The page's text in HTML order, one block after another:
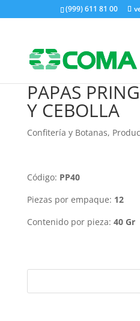
(999) 611 81 00
PAPAS
Y CEBOLLA
Confitería y Botanas,
Código: PP40
Piezas por empaque: 12
Contenido por pieza: 40 Gr